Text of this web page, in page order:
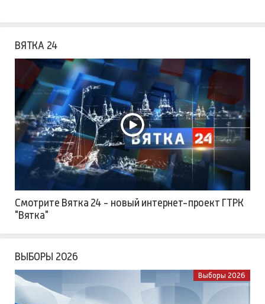
ВЯТКА 24
Смотрите Вятка 24 - новый интернет-проект ГТРК
"Вятка"
ВЫБОРЫ 2026
Выборы 2026